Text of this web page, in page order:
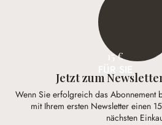
15 €
Jetzt zum
Wenn Sie erfolgreich das Abonnement
mit Ihrem ersten Newsletter einen
nächsten